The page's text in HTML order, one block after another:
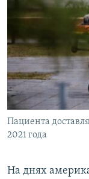
Пациента
2021 года
На днях